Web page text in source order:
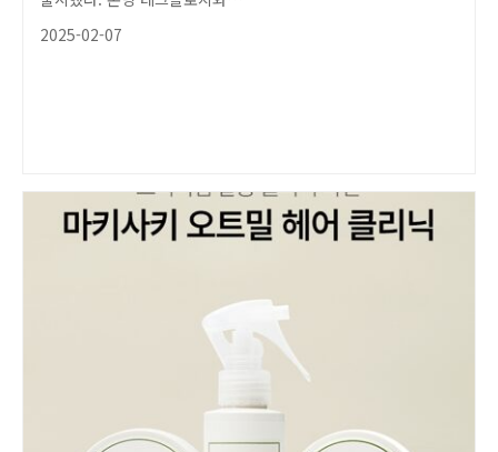
2025-02-07